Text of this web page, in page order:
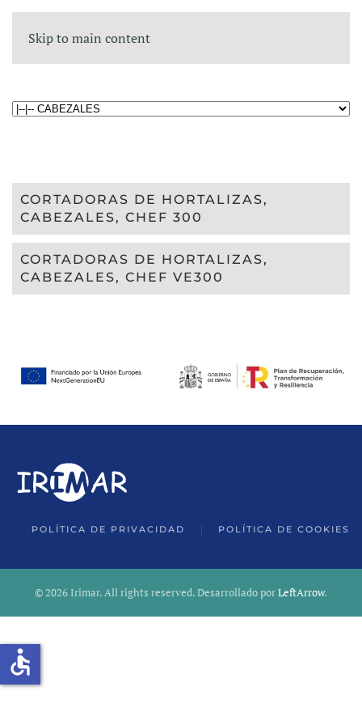
Skip to main content
CORTADORAS DE HORTALIZAS,
CABEZALES, CHEF 300
CORTADORAS DE HORTALIZAS,
CABEZALES, CHEF VE300
POLÍTICA DE PRIVACIDAD POLÍTICA DE COOKIES
©2026 Irimar. All rights reserved. Desarrollado porLeftArrow.
accessible